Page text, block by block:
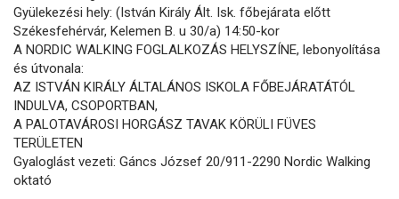
Gyülekezési hely: (István Király Ált. Isk. főbejárata előtt
Székesfehérvár, Kelemen B. u 30/a) 14:50-kor
A NORDIC WALKING FOGLALKOZÁS HELYSZÍNE, lebonyolítása
és útvonala:
AZ ISTVÁN KIRÁLY ÁLTALÁNOS ISKOLA FŐBEJÁRATÁTÓL
INDULVA, CSOPORTBAN,
A PALOTAVÁROSI HORGÁSZ TAVAK KÖRÜLI FÜVES
TERÜLETEN
Gyaloglást vezeti: Gáncs József 20/911-2290 Nordic Walking
oktató